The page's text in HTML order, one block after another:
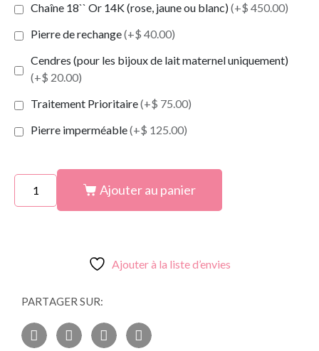
Chaîne 18`` Or 14K (rose, jaune ou blanc)(+$ 450.00)
Pierre de rechange(+$ 40.00)
Cendres (pour les bijoux de lait maternel uniquement)
(+$ 20.00)
Traitement Prioritaire(+$ 75.00)
Pierre imperméable(+$ 125.00)
Ajouter au panier
Ajouter à la liste d’envies
PARTAGER SUR: